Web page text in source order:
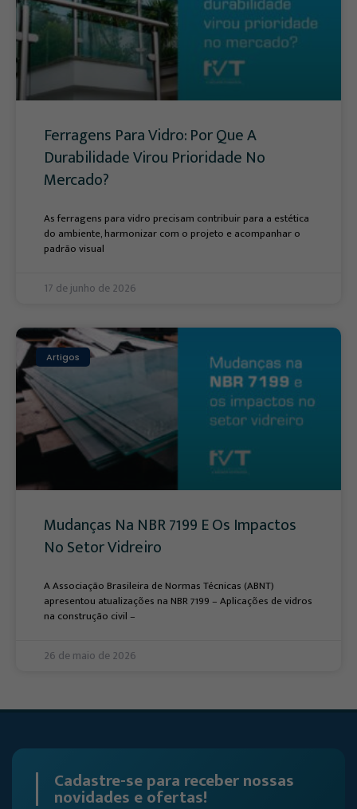
Ferragens Para Vidro: Por Que A
Durabilidade Virou Prioridade No
Mercado?
As ferragens para vidro precisam contribuir para a estética
do ambiente, harmonizar com o projeto e acompanhar o
padrão visual
17 de junho de 2026
Artigos
Mudanças Na NBR 7199 E Os Impactos
No Setor Vidreiro
A Associação Brasileira de Normas Técnicas (ABNT)
apresentou atualizações na NBR 7199 – Aplicações de vidros
na construção civil –
26 de maio de 2026
Cadastre-se para receber nossas
novidades e ofertas!